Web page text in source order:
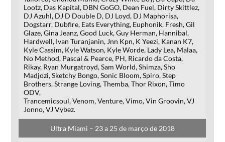
Lootz, Das Kapital, DBN GoGO, Dean Fuel, Dirty Skittlez,
DJ Azuhl, DJ D Double D, DJ Loyd, DJ Maphorisa,
Dogstarr, Dubfire, Eats Everything, Euphonik, Fresh, Gil
Glaze, Gina Jeanz, Good Luck, Guy Herman, Hannibal,
Hardwell, Ivan Turanjanin, Jnn Kpn, K Yeezi, Kanan K7,
Kyle Cassim, Kyle Watson, Kyle Worde, Lady Lea, Malaa,
No Method, Pascal & Pearce, PH, Ricardo da Costa,
Rikay, Ryan Murgatroyd, Sam World, Shimza, Sho
Madjozi, Sketchy Bongo, Sonic Bloom, Spiro, Step
Brothers, Strange Loving, Themba, Thor Rixon, Timo
ODV,
Trancemicsoul, Venom, Venture, Vimo, Vin Groovin, VJ
Jonno, VJ Vybez.
Ultra Miami – 23 a 25 de março de 2018